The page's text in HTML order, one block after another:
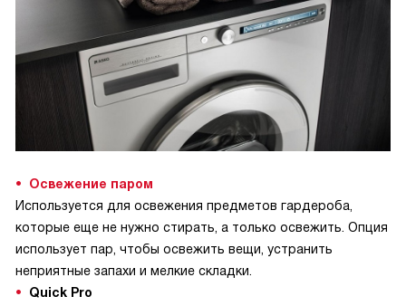
Освежение паром
Используется для освежения предметов гардероба,
которые еще не нужно стирать, а только освежить. Опция
использует пар, чтобы освежить вещи, устранить
неприятные запахи и мелкие складки.
Quick Pro